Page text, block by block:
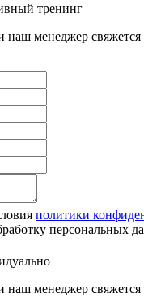
тренинг
наш менеджер
политики
персональных
наш менеджер